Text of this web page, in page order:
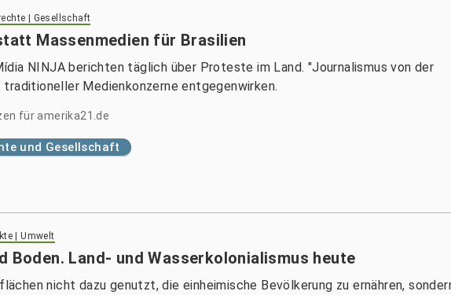
| Gesellschaft
Massenmedien für Brasilien
NINJA berichten täglich über Proteste im Land. "Journalismus von der
Medienkonzerne entgegenwirken.
für amerika21.de
und Gesellschaft
| Umwelt
Boden. Land- und Wasserkolonialismus heute
nicht dazu genutzt, die einheimische Bevölkerung zu ernähren,